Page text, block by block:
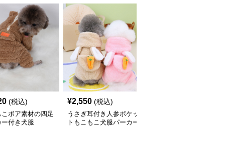
(税込)
こボア素材の四足
付き犬服
¥2,550 (税込)
うさぎ耳付き人参ポケッ
トもこもこ犬服パーカー